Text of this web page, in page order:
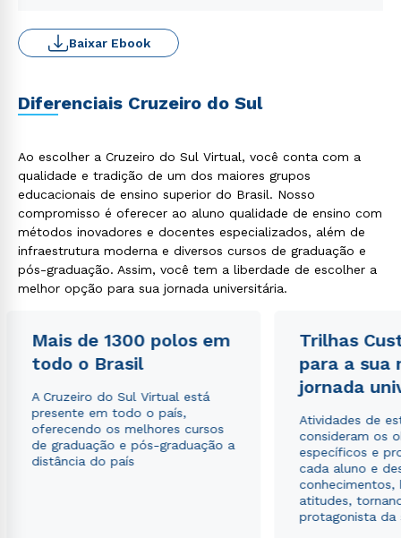
Baixar Ebook
Diferenciais Cruzeiro do Sul
Ao escolher a Cruzeiro do Sul Virtual, você conta com a
qualidade e tradição de um dos maiores grupos
educacionais de ensino superior do Brasil. Nosso
compromisso é oferecer ao aluno qualidade de ensino com
métodos inovadores e docentes especializados, além de
infraestrutura moderna e diversos cursos de graduação e
pós-graduação. Assim, você tem a liberdade de escolher a
melhor opção para sua jornada universitária.
Mais de 1300 polos em
todo o Brasil
A Cruzeiro do Sul Virtual está
presente em todo o país,
oferecendo os melhores cursos
de graduação e pós-graduação a
distância do país
Trilhas
para a sua
jornada
Atividades de
consideram os
específicos e
cada aluno e
conhecimentos,
atitudes,
protagonista da